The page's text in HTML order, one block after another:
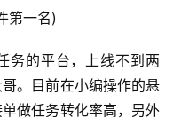
第一名)
务的平台，上线不到两
。目前在小编操作的悬
做任务转化率高，另外